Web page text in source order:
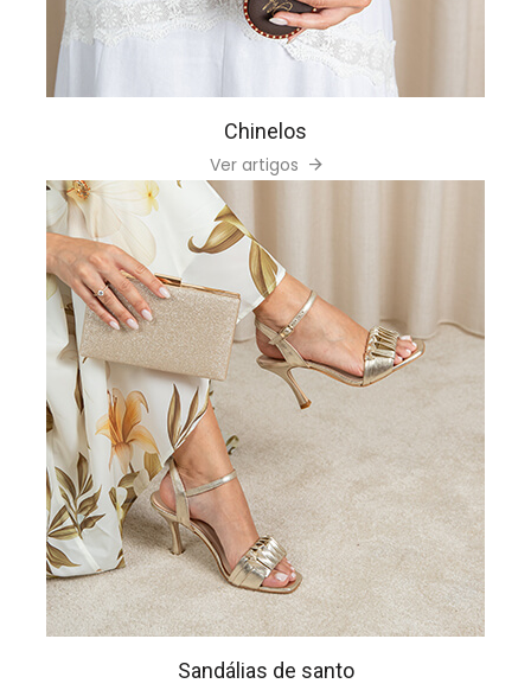
Chinelos
Ver artigos
Sandálias de santo